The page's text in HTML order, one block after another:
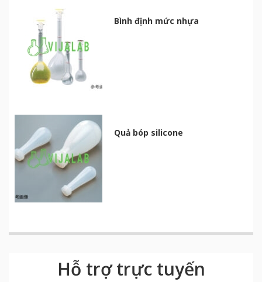
Bình định mức nhựa
Quả bóp silicone
Hỗ trợ trực tuyến